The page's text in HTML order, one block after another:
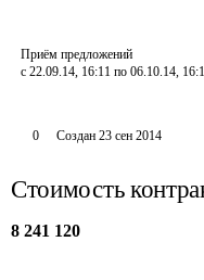
Приём предложений
с 22.09.14, 16:11 по 06.10.14,
0 Создан 23 сен 2014
Стоимость
8 241 120